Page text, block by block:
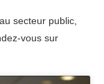
secteur public,
vous sur